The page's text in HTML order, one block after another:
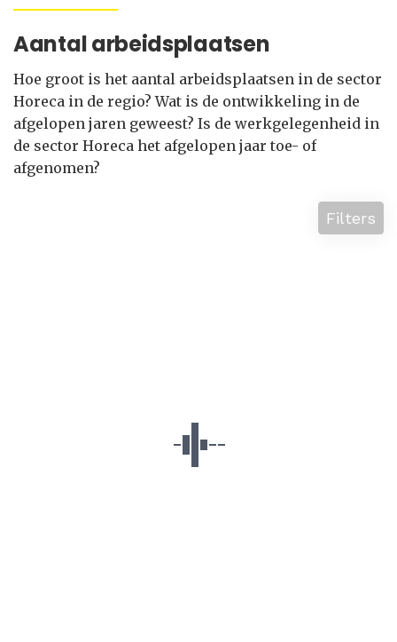
Aantal arbeidsplaatsen
Hoe groot is het aantal arbeidsplaatsen in de sector
Horeca in de regio? Wat is de ontwikkeling in de
afgelopen jaren geweest? Is de werkgelegenheid in
de sector Horeca het afgelopen jaar toe- of
afgenomen?
Filters